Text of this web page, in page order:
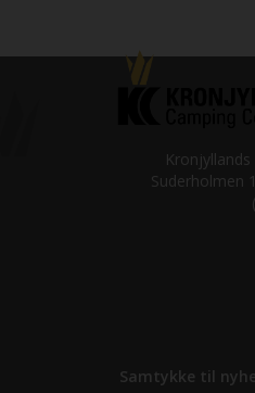
Suderholmen
Samtykke til